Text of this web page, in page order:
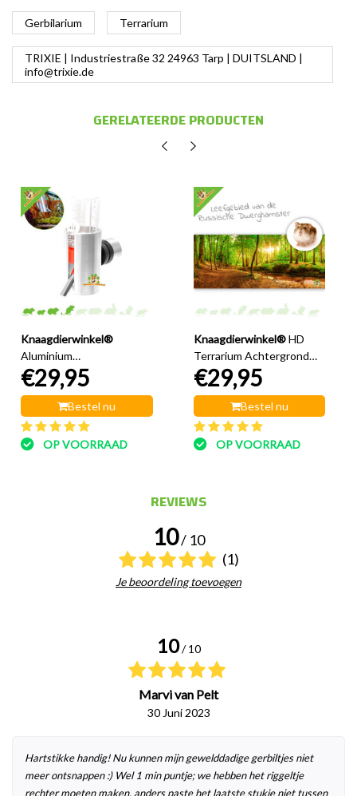
Gerbilarium Terrarium
TRIXIE | Industriestraße 32 24963 Tarp | DUITSLAND |
info@trixie.de
GERELATEERDE PRODUCTEN
Knaagdierwinkel®
Aluminium
Drinkfleshouder
€29,95
Bestel nu
OP VOORRAAD
Knaagdierwinkel® HD
Terrarium Achtergrond
Leefgebied van de
Russische Dwerghamster
€29,95
Bestel nu
OP VOORRAAD
REVIEWS
10/ 10
(1)
Je beoordeling toevoegen
10 / 10
Marvi van Pelt
30 Juni 2023
Hartstikke handig! Nu kunnen mijn gewelddadige gerbiltjes niet
meer ontsnappen :) Wel 1 min puntje; we hebben het riggeltje
rechter moeten maken, anders paste het laatste stukje niet tussen